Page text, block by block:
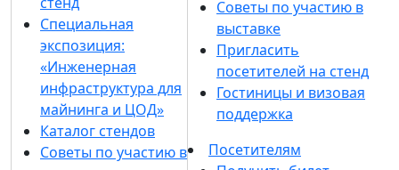
Специальная
экспозиция:
«Инженерная
инфраструктура для
майнинга и ЦОД»
Каталог стендов
Советы по участию в
Советы по участию в
выставке
Пригласить
посетителей на стенд
Гостиницы и визовая
поддержка
Посетителям